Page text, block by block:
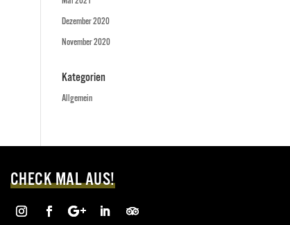
Dezember 2020
November 2020
Kategorien
Allgemein
CHECK MAL AUS!